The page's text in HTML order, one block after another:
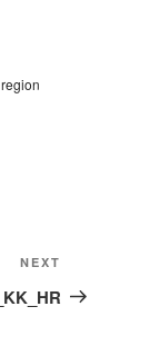
region
Post
NEXT